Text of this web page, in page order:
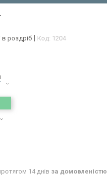
в роздріб Код: 1204
14 днів за домовленістю